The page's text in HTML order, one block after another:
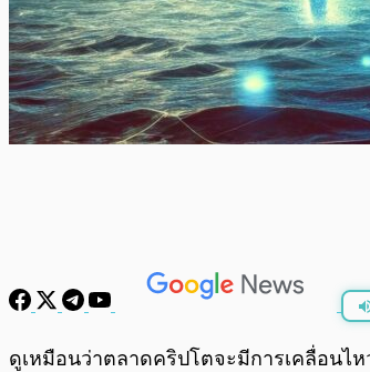
พร้อมเล่น
ดูเหมือนว่าตลาดคริปโตจะมีการเคลื่อนไ